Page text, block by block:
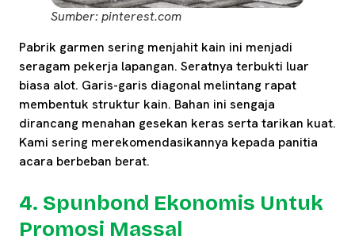
Sumber: pinterest.com
Pabrik garmen sering menjahit kain ini menjadi
seragam pekerja lapangan. Seratnya terbukti luar
biasa alot. Garis-garis diagonal melintang rapat
membentuk struktur kain. Bahan ini sengaja
dirancang menahan gesekan keras serta tarikan kuat.
Kami sering merekomendasikannya kepada panitia
acara berbeban berat.
4. Spunbond Ekonomis Untuk
Promosi Massal